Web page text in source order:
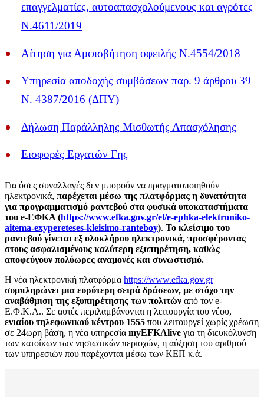
επαγγελματίες, αυτοαπασχολούμενους και αγρότες
Ν.4611/2019
Αίτηση για Αμφισβήτηση οφειλής Ν.4554/2018
Υπηρεσία αποδοχής συμβάσεων παρ. 9 άρθρου 39
Ν. 4387/2016 (ΔΠΥ)
Δήλωση Παράλληλης Μισθωτής Απασχόλησης
Εισφορές Εργατών Γης
Για όσες συναλλαγές δεν μπορούν να πραγματοποιηθούν
ηλεκτρονικά, παρέχεται μέσω της πλατφόρμας η δυνατότητα
για προγραμματισμό ραντεβού στα φυσικά υποκαταστήματα
του e-ΕΦΚΑ (https://www.efka.gov.gr/el/e-ephka-elektroniko-
aitema-exypereteses-kleisimo-ranteboy). Το κλείσιμο του
ραντεβού γίνεται εξ ολοκλήρου ηλεκτρονικά, προσφέροντας
στους ασφαλισμένους καλύτερη εξυπηρέτηση, καθώς
αποφεύγουν πολύωρες αναμονές και συνωστισμό.
Η νέα ηλεκτρονική πλατφόρμα https://www.efka.gov.gr
συμπληρώνει μια ευρύτερη σειρά δράσεων, με στόχο την
αναβάθμιση της εξυπηρέτησης των πολιτών από τον e-
Ε.Φ.Κ.Α.. Σε αυτές περιλαμβάνονται η λειτουργία του νέου,
ενιαίου τηλεφωνικού κέντρου 1555 που λειτουργεί χωρίς χρέωση
σε 24ωρη βάση, η νέα υπηρεσία myEFKAlive για τη διευκόλυνση
των κατοίκων των νησιωτικών περιοχών, η αύξηση του αριθμού
των υπηρεσιών που παρέχονται μέσω των ΚΕΠ κ.ά.